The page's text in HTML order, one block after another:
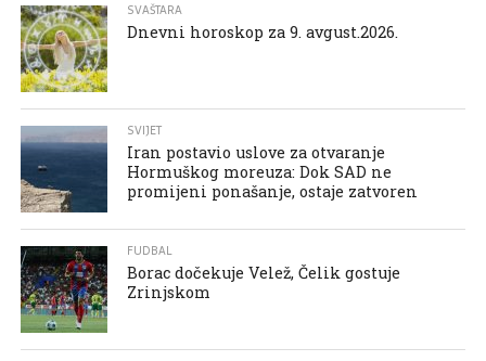
SVAŠTARA
Dnevni horoskop za 9. avgust.2026.
SVIJET
Iran postavio uslove za otvaranje
Hormuškog moreuza: Dok SAD ne
promijeni ponašanje, ostaje zatvoren
FUDBAL
Borac dočekuje Velež, Čelik gostuje
Zrinjskom